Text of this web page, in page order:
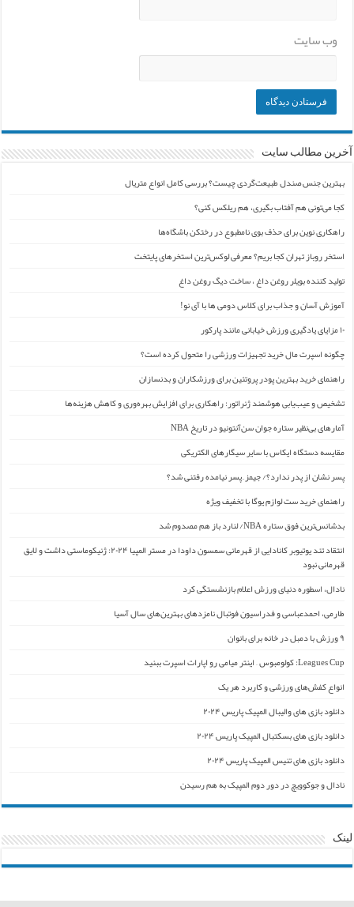
وب‌ سایت
آخرین مطالب سایت
بهترین جنس صندل طبیعت‌گردی چیست؟ بررسی کامل انواع متریال
کجا می‌تونی هم آفتاب بگیری، هم ریلکس کنی؟
راهکاری نوین برای حذف بوی نامطبوع در رختکن باشگاه‌ها
استخر روباز تهران کجا بریم؟ معرفی لوکس‌ترین استخرهای پایتخت
تولید کننده بویلر روغن داغ ، ساخت دیگ روغن داغ
آموزش آسان و جذاب برای کلاس دومی ها با آی نو!
۱۰ مزایای یادگیری ورزش خیابانی مانند پارکور
چگونه اسپرت مال خرید تجهیزات ورزشی را متحول کرده است؟
راهنمای خرید بهترین پودر پروتئین برای ورزشکاران و بدنسازان
تشخیص و عیب‌یابی هوشمند ژنراتور: راهکاری برای افزایش بهره‌وری و کاهش هزینه‌ها
آمارهای بی‌نظیر ستاره جوان سن‌آنتونیو در تاریخ NBA
مقایسه دستگاه ایکاس با سایر سیگارهای الکتریکی
پسر نشان از پدر ندارد؟/ جیمز ِ پسر نیامده رفتنی شد؟
راهنمای خرید ست لوازم یوگا با تخفیف ویژه
بدشانس‌ترین فوق ستاره NBA/ لنارد باز هم مصدوم شد
انتقاد تند یوتیوبر کانادایی از قهرمانی سمسون داودا در مستر المپیا ۲۰۲۴: ژنیکوماستی داشت و لایق
قهرمانی نبود
نادال، اسطوره دنیای ورزش اعلام بازنشستگی کرد
طارمی، احمدعباسی و فدراسیون فوتبال نامزدهای بهترین‌های سال آسیا
۹ ورزش با دمبل در خانه برای بانوان
Leagues Cup: کولومبوس – اینتر میامی رو اپارات اسپرت ببنید
انواع کفش‌های ورزشی و کاربرد هر یک
دانلود بازی های والیبال المپیک پاریس ۲۰۲۴
دانلود بازی های بسکتبال المپیک پاریس ۲۰۲۴
دانلود بازی های تنیس المپیک پاریس ۲۰۲۴
نادال و جوکوویچ در دور دوم المپیک به هم رسیدن
لینک